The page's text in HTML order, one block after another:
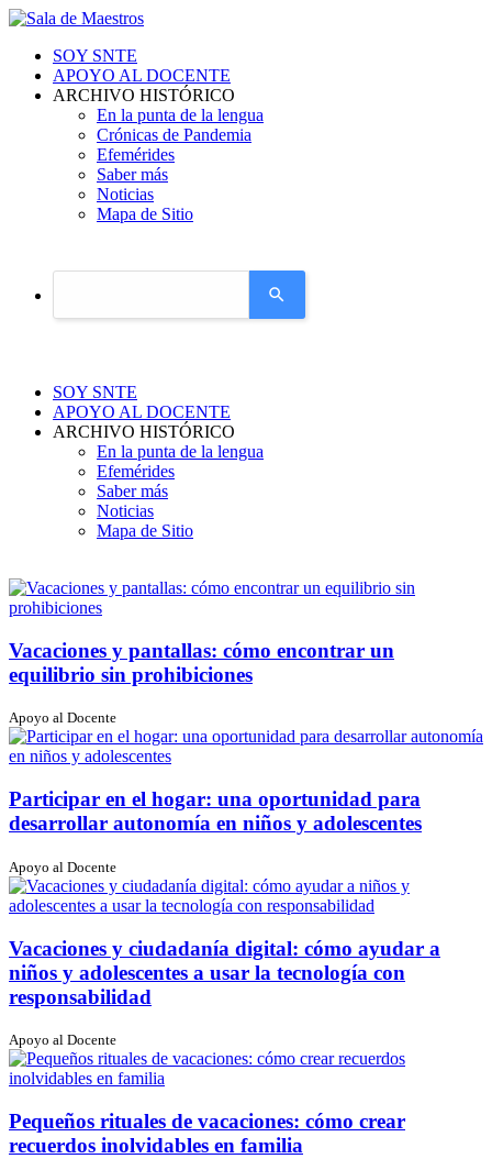
SOY SNTE
APOYO AL DOCENTE
ARCHIVO HISTÓRICO
En la punta de la lengua
Crónicas de Pandemia
Efemérides
Saber más
Noticias
Mapa de Sitio
up
select
a
result.
go
selected
Touch
device
use
swipe
gestures.
SOY SNTE
APOYO AL DOCENTE
ARCHIVO HISTÓRICO
En la punta de la lengua
Efemérides
Saber más
Noticias
Mapa de Sitio
Vacaciones y pantallas: cómo encontrar un
equilibrio sin prohibiciones
Apoyo al Docente
Participar en el hogar: una oportunidad para
desarrollar autonomía en niños y adolescentes
Apoyo al Docente
Vacaciones y ciudadanía digital: cómo ayudar a
niños y adolescentes a usar la tecnología con
responsabilidad
Apoyo al Docente
Pequeños rituales de vacaciones: cómo crear
recuerdos inolvidables en familia